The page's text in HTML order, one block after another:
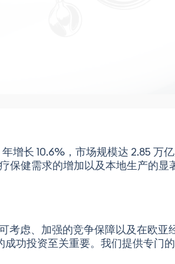
增长 10.6%，市场规模达 2.85 万
保健需求的增加以及本地生产的显
考虑、加强的竞争保障以及在欧亚
功投资至关重要。我们提供专门